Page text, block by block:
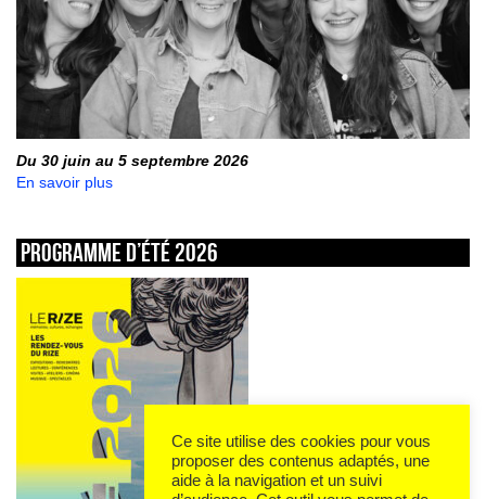
Du 30 juin au 5 septembre 2026
En savoir plus
Programme d’été 2026
Ce site utilise des cookies pour vous
proposer des contenus adaptés, une
aide à la navigation et un suivi